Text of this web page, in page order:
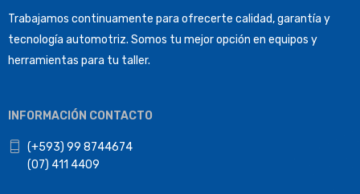
Trabajamos continuamente para ofrecerte calidad, garantía y
tecnología automotriz. Somos tu mejor opción en equipos y
herramientas para tu taller.
INFORMACIÓN CONTACTO
(+593) 99 8744674
(07) 411 4409